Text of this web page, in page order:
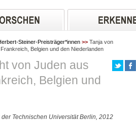
Steiner-Preisträger*innen >> Tanja von
Belgien und den Niederlanden
von Juden aus
Belgien und
Technischen Universität Berlin, 2012